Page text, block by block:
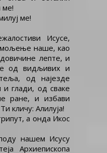
ме!
ме!
Исусе,
наше, као
лепте, и
од видљивих и
од најезде
и глади, од сваке
ране, и избави
кличу: Алилуја!
а онда Икос
нашем Исусу
Архиепископа